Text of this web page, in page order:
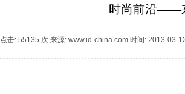
时尚前沿——
点击: 55135 次 来源: www.id-china.com 时间: 2013-03-